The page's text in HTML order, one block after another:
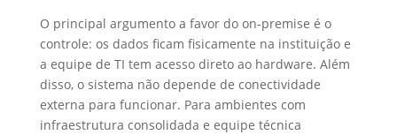
O principal argumento a favor do on-premise é o
controle: os dados ficam fisicamente na instituição e
a equipe de TI tem acesso direto ao hardware. Além
disso, o sistema não depende de conectividade
externa para funcionar. Para ambientes com
infraestrutura consolidada e equipe técnica